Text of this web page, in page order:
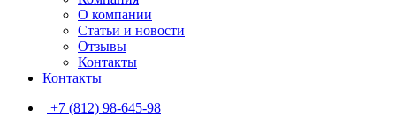
О компании
Статьи и новости
Отзывы
Контакты
Контакты
+7 (812) 98-645-98